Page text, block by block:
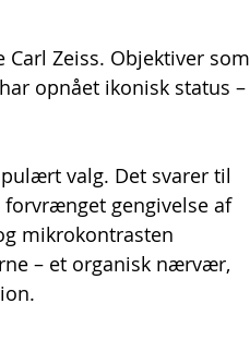
Zeiss. Objektiver som
har opnået ikonisk status –
valg. Det svarer til
gengivelse af
mikrokontrasten
– et organisk nærvær,